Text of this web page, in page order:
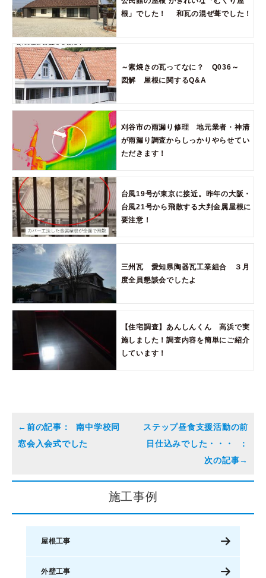
根」でした！ 和瓦の混ぜ葺でした！
～素焼きの瓦ってなに？ Q036～
図解 屋根に関するQ&A
刈谷市の雨漏り修理 地元業者・神清
が雨漏り調査からしっかりやらせてい
ただきます！
台風19号が東京に接近。昨年の大阪・
台風21号から飛散する大判金属屋根に
要注意！
三州瓦 愛知県陶器瓦工業組合 ３月
度全員懇談会でしたよ
【住宅調査】あんしんくん 高浜で実
施しました！調査内容を簡単にご紹介
しています！
南中学校同
窓会入会式でした
ステップ昼食支援活動の前
日仕込みでした・・・
施工事例
屋根工事
外壁工事